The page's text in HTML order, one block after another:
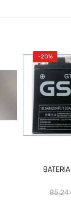
-20%
85,24